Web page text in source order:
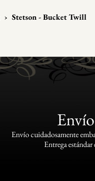
› Stetson - Bucket Twill
Envío
Envío cuidadosamente
Entrega estándar